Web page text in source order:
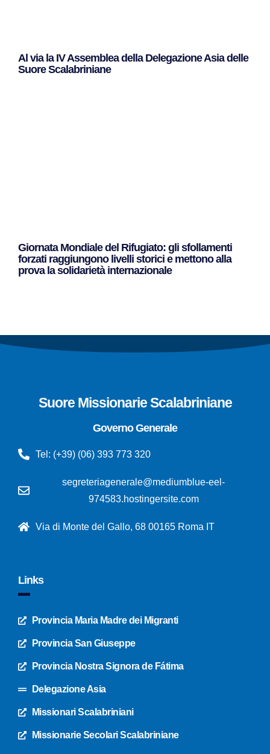
Al via la IV Assemblea della Delegazione Asia delle
Suore Scalabriniane
Giornata Mondiale del Rifugiato: gli sfollamenti
forzati raggiungono livelli storici e mettono alla
prova la solidarietà internazionale
Suore Missionarie Scalabriniane
Governo Generale
Tel: (+39) (06) 393 773 320
segreteriagenerale@mediumblue-eel-
974583.hostingersite.com
Via di Monte del Gallo, 68 00165 Roma IT
Links
Provincia Maria Madre dei Migranti
Provincia San Giuseppe
Provincia Nostra Signora de Fátima
Delegazione Asia
Missionari Scalabriniani
Missionarie Secolari Scalabriniane